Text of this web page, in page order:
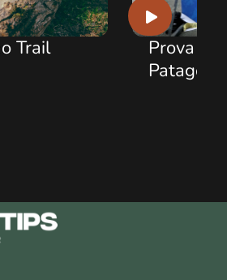
Prova Ultra Fiords,
Patagônia Chilena